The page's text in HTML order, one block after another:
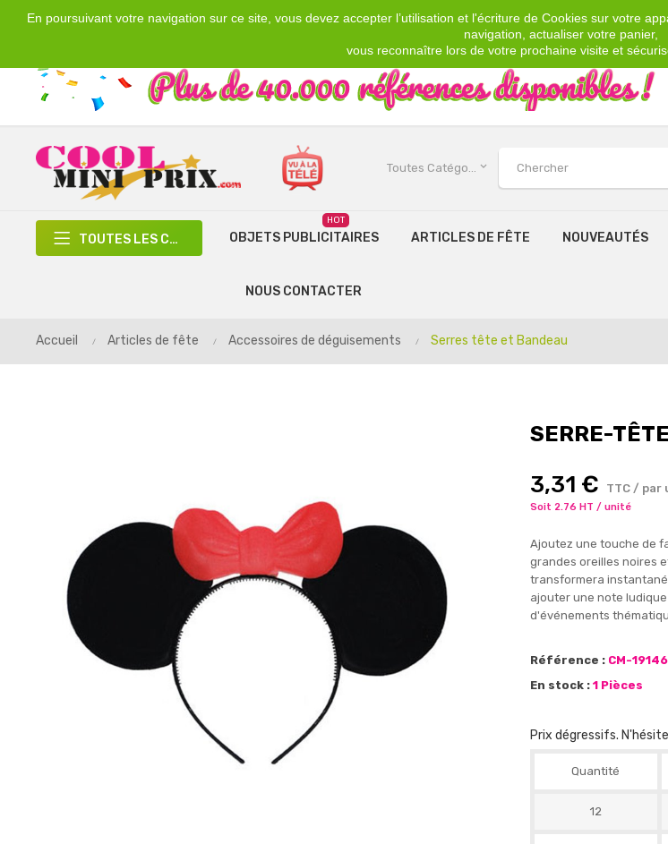
En poursuivant votre navigation sur ce site, vous devez accepter l’utilisation et l'écriture de Cookies sur votre
navigation, actualiser votre panier,
vous reconnaître lors de votre prochaine visite et
Emplacement
Devise
Toutes Catégories keyboard_arrow_down
TOUTES LES CATÉGORIES OBJETS PUBLICITAIRES
HOT
ARTICLES DE FÊTE NOUVEAUTÉS
NOUS CONTACTER
Accueil Articles de fête Accessoires de déguisements Serres tête et Bandeau
SERRE-
3,31 € TTC / par
Soit 2.76 HT / unité
Ajoutez une touche de
grandes oreilles noires
transformera
ajouter une note
d'événements
Référence : CM-19146
En stock : 1 Pièces
Prix dégressifs.
Quantité
12